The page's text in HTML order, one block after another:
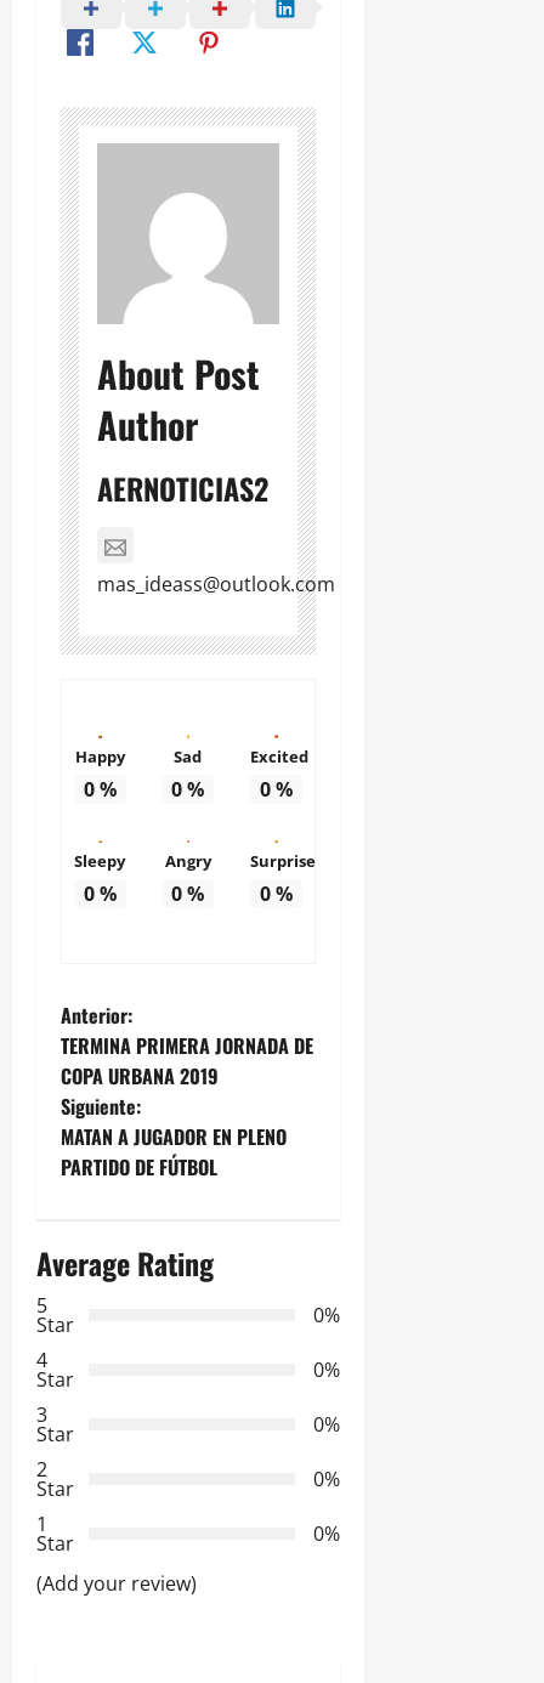
About Post
Author
AERNOTICIAS2
mas_ideass@outlook.com
Happy
0%
Sad
0%
Excited
0%
Sleepy
0%
Angry
0%
Surprise
0%
N
a
v
e
a
c
i
ó
n
d
e
Anterior:
TERMINA PRIMERA JORNADA DE
COPA URBANA 2019
Siguiente:
MATAN A JUGADOR EN PLENO
PARTIDO DE FÚTBOL
Average Rating
5
Star
0%
4
Star
0%
3
Star
0%
2
Star
0%
1
Star
0%
(Add your review)